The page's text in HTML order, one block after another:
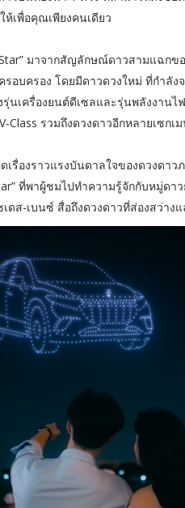
เพื่อคุณเพียงคนเดียว
มาจากสัญลักษณ์ดาวสามแฉกข
อบครอง โดยมีดาวดวงใหม่ ที่กำลั
นเครื่องยนต์ดีเซลและรุ่นพลังงานไ
Class รวมถึงดวงดาวอีกหลายเซ
รื่องราวแรงบันดาลใจของดวงดาว
ที่พาผู้ชมไปทำความรู้จักกับหมู่ดา
เดส-เบนซ์ สื่อถึงดวงดาวที่ส่องสว่า